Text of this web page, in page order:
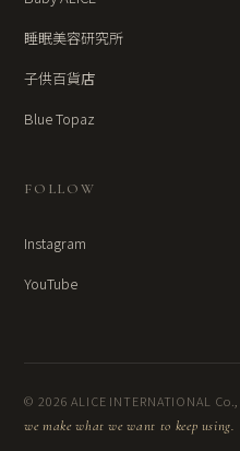
睡眠美容研究所
子供百貨店
Blue Topaz
FOLLOW
Instagram
YouTube
© 2026 ALICE INTERNATIONAL
we make what we want to keep using.